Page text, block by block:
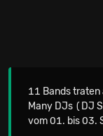
11 Bands
Many DJs (DJ
vom 01. bis 03.